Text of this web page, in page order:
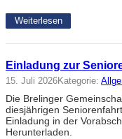
Weiterlesen
Einladung zur
15. Juli 2026Kategorie:
Die Brelinger
diesjährigen
Einladung in der
Herunterladen.